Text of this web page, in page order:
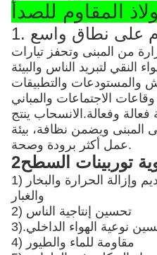
من المبنى وتحفز تيارات
النقي لتبريد الناس والبيئة
والمستودعات والتطبيقات
الاجتماعات والمباني
فعالة وفعالة.الانسحاب ينتج
المبنى ويضمن نظافة، بيئة
عمل أكثر برودة وصحة.
1) يتم استخراج الهواء القديم وإزالة الحرارة والبخار
والغبار
2) تحسين إنتاجية الناس
3).نوعية الهواء الداخلي
4) مقاومة للماء والطيور